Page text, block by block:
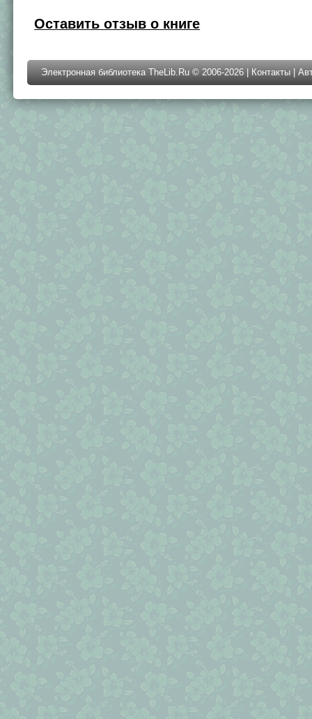
Оставить отзыв о книге
Электронная библиотека TheLib.Ru © 2006-2026 | Контакты |